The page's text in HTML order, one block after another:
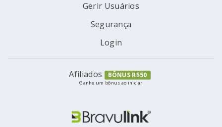
Gerir Usuários
Segurança
Login
Afiliados BÔNUS R$50
Ganhe um bônus ao iniciar